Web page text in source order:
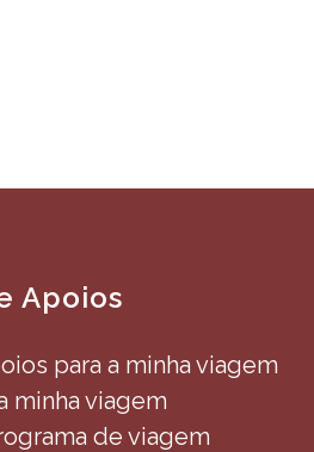
Apoios
para a minha viagem
minha viagem
de viagem